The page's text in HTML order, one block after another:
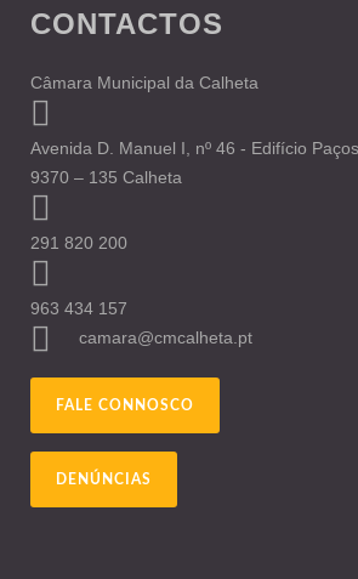
CONTACTOS
Câmara Municipal da Calheta
Avenida D. Manuel I, nº 46 - Edifício
9370 – 135 Calheta
291 820 200
963 434 157
camara@cmcalheta.pt
FALE CONNOSCO
DENÚNCIAS